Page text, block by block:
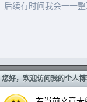
您好，欢迎访问我的个人博
后续有时间我会一一